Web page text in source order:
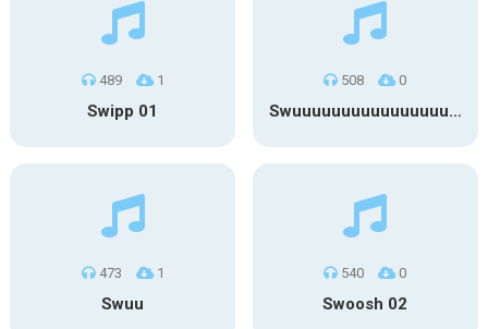
489 1
Swipp 01
508 0
Swuuuuuuuuuuuuuuuuuuuuuu
473 1
Swuu
540 0
Swoosh 02